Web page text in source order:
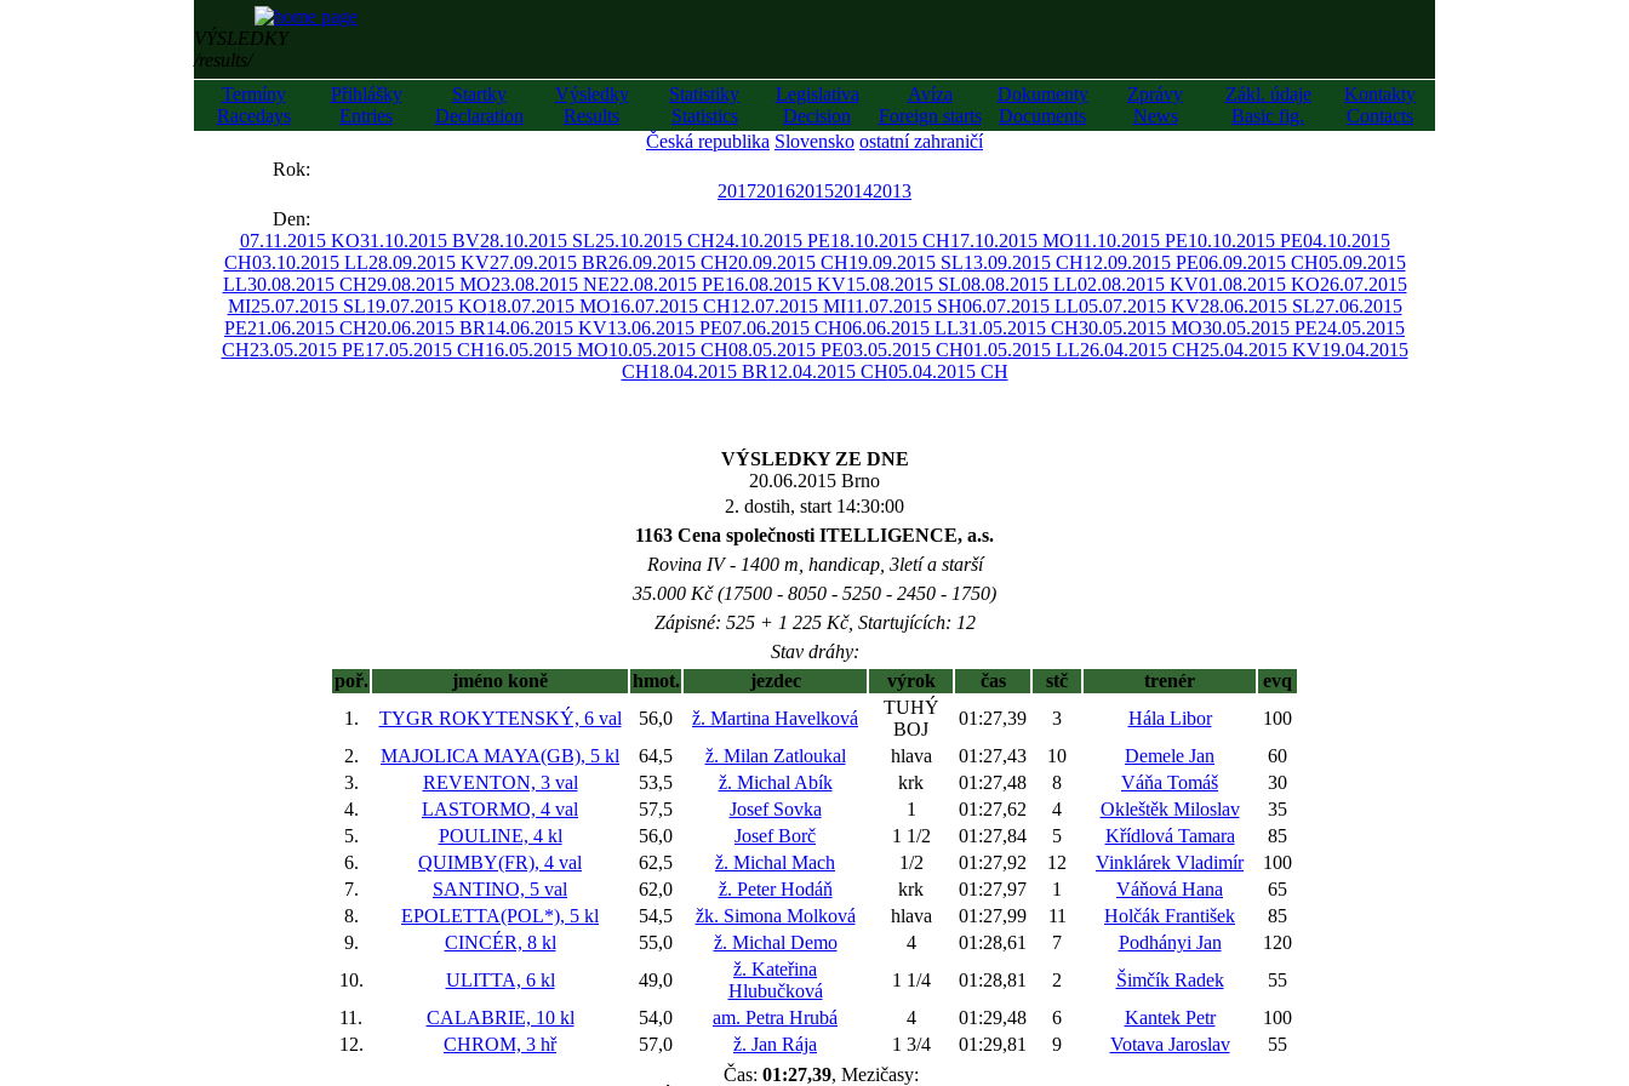
VÝSLEDKY
/results/
Termíny
Racedays
Přihlášky
Entries
Startky
Declaration
Výsledky
Results
Statistiky
Statistics
Legislativa
Decision
Avíza
Foreign starts
Dokumenty
Documents
Zprávy
News
Zákl. údaje
Basic fig.
Kontakty
Contacts
Česká republika Slovensko ostatní zahraničí
Rok:
20172016201520142013
Den:
07.11.2015 KO31.10.2015 BV28.10.2015 SL25.10.2015 CH24.10.2015 PE18.10.2015 CH17.10.2015 MO11.10.2015 PE10.10.2015 PE04.10.2015
CH03.10.2015 LL28.09.2015 KV27.09.2015 BR26.09.2015 CH20.09.2015 CH19.09.2015 SL13.09.2015 CH12.09.2015 PE06.09.2015 CH05.09.2015
LL30.08.2015 CH29.08.2015 MO23.08.2015 NE22.08.2015 PE16.08.2015 KV15.08.2015 SL08.08.2015 LL02.08.2015 KV01.08.2015 KO26.07.2015
MI25.07.2015 SL19.07.2015 KO18.07.2015 MO16.07.2015 CH12.07.2015 MI11.07.2015 SH06.07.2015 LL05.07.2015 KV28.06.2015 SL27.06.2015
PE21.06.2015 CH20.06.2015 BR14.06.2015 KV13.06.2015 PE07.06.2015 CH06.06.2015 LL31.05.2015 CH30.05.2015 MO30.05.2015 PE24.05.2015
CH23.05.2015 PE17.05.2015 CH16.05.2015 MO10.05.2015 CH08.05.2015 PE03.05.2015 CH01.05.2015 LL26.04.2015 CH25.04.2015 KV19.04.2015
CH18.04.2015 BR12.04.2015 CH05.04.2015 CH
VÝSLEDKY ZE DNE
20.06.2015 Brno
2. dostih, start 14:30:00
1163 Cena společnosti ITELLIGENCE, a.s.
Rovina IV - 1400 m, handicap, 3letí a starší
35.000 Kč (17500 - 8050 - 5250 - 2450 - 1750)
Zápisné: 525 + 1 225 Kč, Startujících: 12
Stav dráhy:
poř.
jméno koně hmot. jezdec výrok čas stč trenér
evq
1.
TYGR ROKYTENSKÝ, 6 val 56,0 ž. Martina Havelková
TUHÝ
BOJ
01:27,39 3 Hála Libor
100
2.
MAJOLICA MAYA(GB), 5 kl 64,5 ž. Milan Zatloukal hlava 01:27,43 10 Demele Jan
60
3.
REVENTON, 3 val 53,5 ž. Michal Abík krk 01:27,48 8 Váňa Tomáš
30
4.
LASTORMO, 4 val 57,5 Josef Sovka 1 01:27,62 4 Okleštěk Miloslav
35
5.
POULINE, 4 kl 56,0 Josef Borč 1 1/2 01:27,84 5 Křídlová Tamara
85
6.
QUIMBY(FR), 4 val 62,5 ž. Michal Mach 1/2 01:27,92 12 Vinklárek Vladimír
100
7.
SANTINO, 5 val 62,0 ž. Peter Hodáň krk 01:27,97 1 Váňová Hana
65
8.
EPOLETTA(POL*), 5 kl 54,5 žk. Simona Molková hlava 01:27,99 11 Holčák František
85
9.
CINCÉR, 8 kl 55,0 ž. Michal Demo 4 01:28,61 7 Podhányi Jan
120
10.
ULITTA, 6 kl 49,0
ž. Kateřina
Hlubučková
1 1/4 01:28,81 2 Šimčík Radek
55
11.
CALABRIE, 10 kl 54,0 am. Petra Hrubá 4 01:29,48 6 Kantek Petr
100
12.
CHROM, 3 hř 57,0 ž. Jan Rája 1 3/4 01:29,81 9 Votava Jaroslav
55
Čas: 01:27,39, Mezičasy: